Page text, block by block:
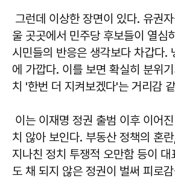
그런데 이상한 장면이 있다. 유권
울 곳곳에서 민주당 후보들이 열심
시민들의 반응은 생각보다 차갑다.
에 가깝다. 이를 보면 확실히 분위
치 '한번 더 지켜보겠다'는 거리감
이는 이재명 정권 출범 이후 이어
치 않아 보인다. 부동산 정책의 혼
지나친 정치 투쟁적 오만함 등이 대
도 채 되지 않은 정권이 벌써 피로